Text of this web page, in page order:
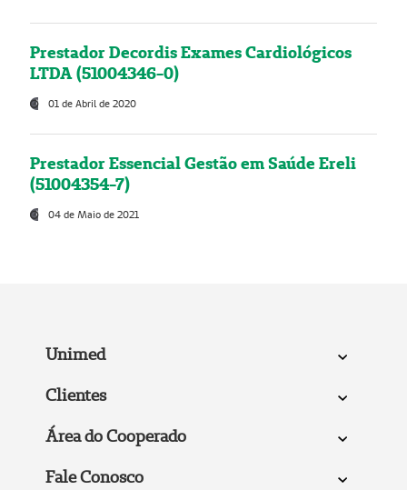
Prestador Decordis Exames Cardiológicos
LTDA (51004346-0)
01 de Abril de 2020
Prestador Essencial Gestão em Saúde Ereli
(51004354-7)
04 de Maio de 2021
Unimed
Clientes
Área do Cooperado
Fale Conosco